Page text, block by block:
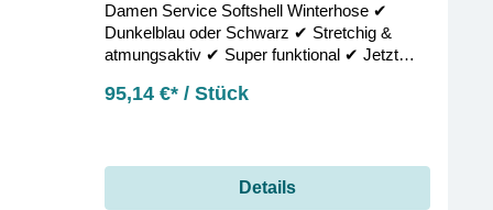
Damen Service Softshell Winterhose ✔︎
Dunkelblau oder Schwarz ✔︎ Stretchig &
atmungsaktiv ✔︎ Super funktional ✔︎ Jetzt
95,14 €* / Stück
Details